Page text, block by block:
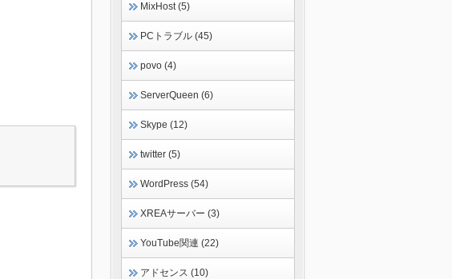
MixHost (5)
PCトラブル (45)
povo (4)
ServerQueen (6)
Skype (12)
twitter (5)
WordPress (54)
XREAサーバー (3)
YouTube関連 (22)
アドセンス (10)